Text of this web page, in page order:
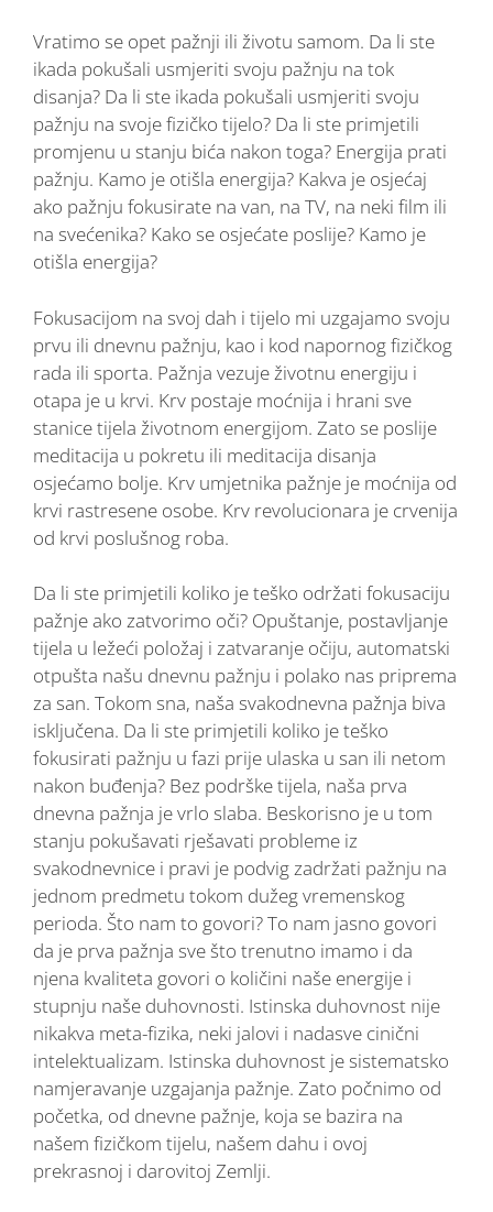
Vratimo se opet pažnji ili životu samom. Da li ste
ikada pokušali usmjeriti svoju pažnju na tok
disanja? Da li ste ikada pokušali usmjeriti svoju
pažnju na svoje fizičko tijelo? Da li ste primjetili
promjenu u stanju bića nakon toga? Energija prati
pažnju. Kamo je otišla energija? Kakva je osjećaj
ako pažnju fokusirate na van, na TV, na neki film ili
na svećenika? Kako se osjećate poslije? Kamo je
otišla energija?
Fokusacijom na svoj dah i tijelo mi uzgajamo svoju
prvu ili dnevnu pažnju, kao i kod napornog fizičkog
rada ili sporta. Pažnja vezuje životnu energiju i
otapa je u krvi. Krv postaje moćnija i hrani sve
stanice tijela životnom energijom. Zato se poslije
meditacija u pokretu ili meditacija disanja
osjećamo bolje. Krv umjetnika pažnje je moćnija od
krvi rastresene osobe. Krv revolucionara je crvenija
od krvi poslušnog roba.
Da li ste primjetili koliko je teško održati fokusaciju
pažnje ako zatvorimo oči? Opuštanje, postavljanje
tijela u ležeći položaj i zatvaranje očiju, automatski
otpušta našu dnevnu pažnju i polako nas priprema
za san. Tokom sna, naša svakodnevna pažnja biva
isključena. Da li ste primjetili koliko je teško
fokusirati pažnju u fazi prije ulaska u san ili netom
nakon buđenja? Bez podrške tijela, naša prva
dnevna pažnja je vrlo slaba. Beskorisno je u tom
stanju pokušavati rješavati probleme iz
svakodnevnice i pravi je podvig zadržati pažnju na
jednom predmetu tokom dužeg vremenskog
perioda. Što nam to govori? To nam jasno govori
da je prva pažnja sve što trenutno imamo i da
njena kvaliteta govori o količini naše energije i
stupnju naše duhovnosti. Istinska duhovnost nije
nikakva meta-fizika, neki jalovi i nadasve cinični
intelektualizam. Istinska duhovnost je sistematsko
namjeravanje uzgajanja pažnje. Zato počnimo od
početka, od dnevne pažnje, koja se bazira na
našem fizičkom tijelu, našem dahu i ovoj
prekrasnoj i darovitoj Zemlji.